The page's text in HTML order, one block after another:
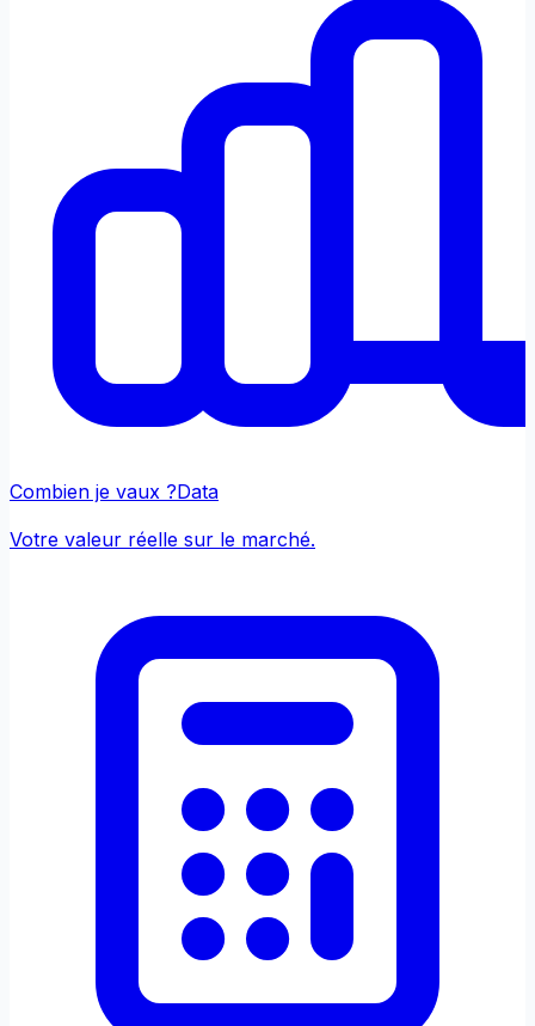
Combien je vaux ?Data
Votre valeur réelle sur le marché.